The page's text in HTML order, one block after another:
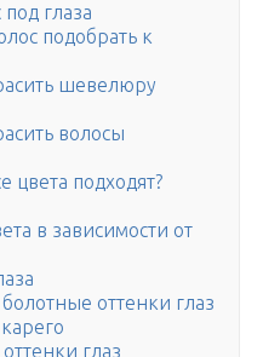
глаза
подобрать к
шевелюру
волосы
цвета подходят?
в зависимости от
оттенки глаз
глаз